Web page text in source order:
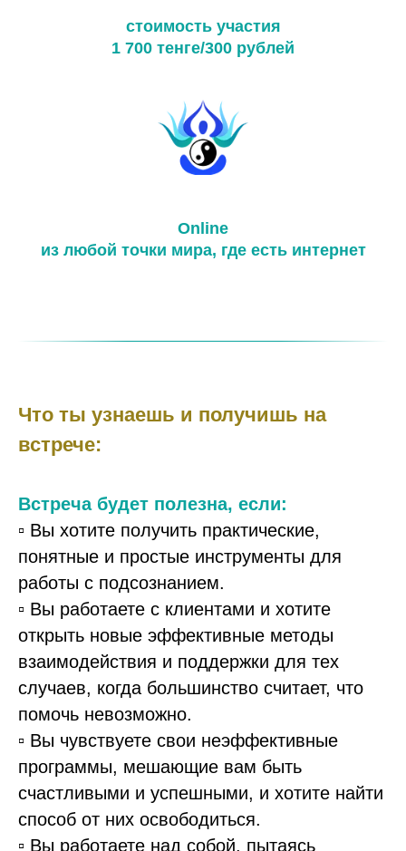
стоимость участия
1 700 тенге/300 рублей
Online
из любой точки мира, где есть интернет
Что ты узнаешь и получишь на
встрече:
Встреча будет полезна, если:
▫️ Вы хотите получить практические,
понятные и простые инструменты для
работы с подсознанием.
▫️ Вы работаете с клиентами и хотите
открыть новые эффективные методы
взаимодействия и поддержки для тех
случаев, когда большинство считает, что
помочь невозможно.
▫️ Вы чувствуете свои неэффективные
программы, мешающие вам быть
счастливыми и успешными, и хотите найти
способ от них освободиться.
▫️ Вы работаете над собой, пытаясь